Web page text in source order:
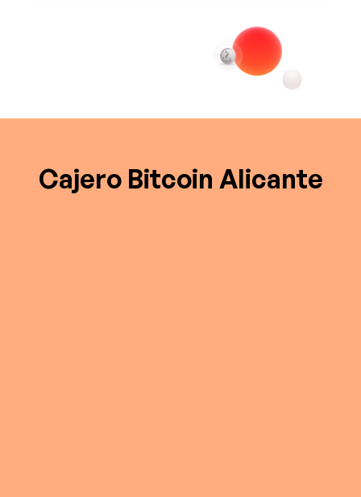
Cajero Bitcoin Alicante